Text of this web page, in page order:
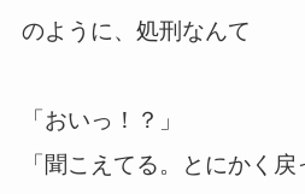
のように、処刑なんて
「おいっ！？」
「聞こえてる。とにかく